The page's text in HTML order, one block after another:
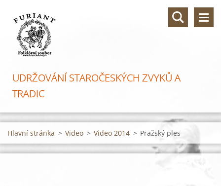
UDRŽOVÁNÍ STAROČESKÝCH ZVYKŮ A
TRADIC
Hlavní stránka > Video > Video 2014 > Pražský ples